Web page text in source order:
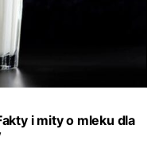
i mity o mleku dla